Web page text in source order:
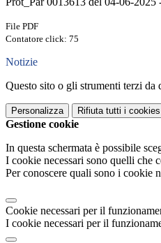
File PDF
Contatore click: 75
Notizie
Questo sito o gli strumenti terzi
Personalizza Rifiuta tutti i cookies
Gestione cookie
In questa schermata è possibile
I cookie necessari sono quelli che
Per conoscere quali sono i cookie
Cookie necessari per il
I cookie necessari per il